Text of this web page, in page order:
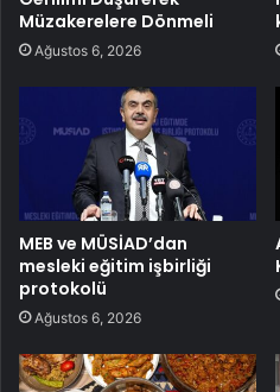
Müzakerelere Dönmeli
Ağustos 6, 2026
MEB ve MÜSİAD’dan
mesleki eğitim işbirliği
protokolü
Ağustos 6, 2026